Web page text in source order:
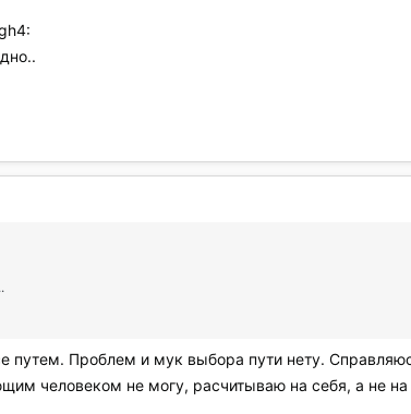
путем. Проблем и мук выбора пути нету.
человеком не могу, расчитываю на себя, а не